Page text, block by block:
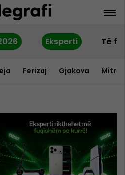
Eksperti Të
Ferizaj Gjakova